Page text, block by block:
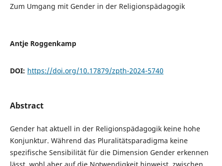
Zum Umgang mit Gender in der Religionspädagogik
Antje Roggenkamp
DOI: https://doi.org/10.17879/zpth-2024-5740
Abstract
Gender hat aktuell in der Religionspädagogik keine hohe
Konjunktur. Während das Pluralitätsparadigma keine
spezifische Sensibilität für die Dimension Gender erkennen